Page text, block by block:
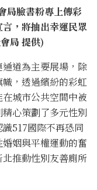
局臉書粉專上傳彩
，將抽出幸運民眾
局 提供)
道為主要展場，除
，透過繽紛的彩虹
城市公共空間中被
心策劃了多元性別
517國際不再恐同
姻與平權運動的奮
推動性別友善廁所